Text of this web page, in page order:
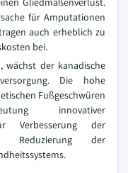
für Amputationen
auch erheblich zu
bei.
wächst der kanadische
Die hohe
Fußgeschwüren
innovativer
Verbesserung der
Reduzierung der